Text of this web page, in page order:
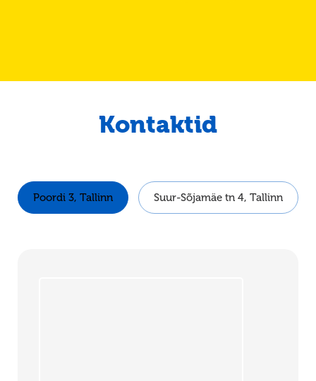
Kontaktid
Poordi 3, Tallinn Suur-Sõjamäe tn 4, Tallinn